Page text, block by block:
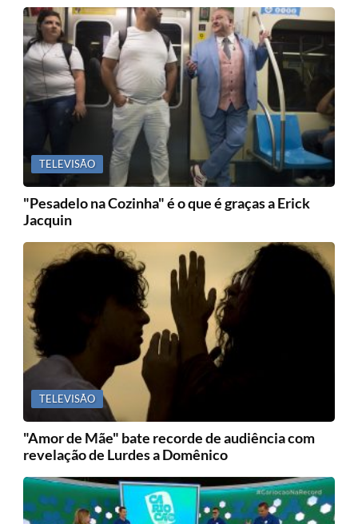
TELEVISÃO
"Pesadelo na Cozinha" é o que é graças a Erick
Jacquin
TELEVISÃO
"Amor de Mãe" bate recorde de audiência com
revelação de Lurdes a Domênico